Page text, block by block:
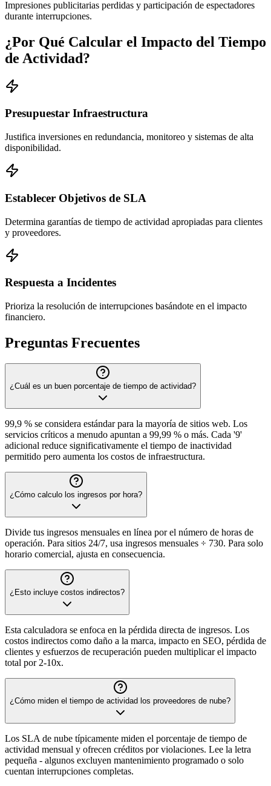
Impresiones publicitarias perdidas y participación de espectadores
durante interrupciones.
¿Por Qué Calcular el Impacto del Tiempo
de Actividad?
Presupuestar Infraestructura
Justifica inversiones en redundancia, monitoreo y sistemas de alta
disponibilidad.
Establecer Objetivos de SLA
Determina garantías de tiempo de actividad apropiadas para clientes
y proveedores.
Respuesta a Incidentes
Prioriza la resolución de interrupciones basándote en el impacto
financiero.
Preguntas Frecuentes
¿Cuál es un buen porcentaje de tiempo de actividad?
99,9 % se considera estándar para la mayoría de sitios web. Los
servicios críticos a menudo apuntan a 99,99 % o más. Cada '9'
adicional reduce significativamente el tiempo de inactividad
permitido pero aumenta los costos de infraestructura.
¿Cómo calculo los ingresos por hora?
Divide tus ingresos mensuales en línea por el número de horas de
operación. Para sitios 24/7, usa ingresos mensuales ÷ 730. Para solo
horario comercial, ajusta en consecuencia.
¿Esto incluye costos indirectos?
Esta calculadora se enfoca en la pérdida directa de ingresos. Los
costos indirectos como daño a la marca, impacto en SEO, pérdida de
clientes y esfuerzos de recuperación pueden multiplicar el impacto
total por 2-10x.
¿Cómo miden el tiempo de actividad los proveedores de nube?
Los SLA de nube típicamente miden el porcentaje de tiempo de
actividad mensual y ofrecen créditos por violaciones. Lee la letra
pequeña - algunos excluyen mantenimiento programado o solo
cuentan interrupciones completas.